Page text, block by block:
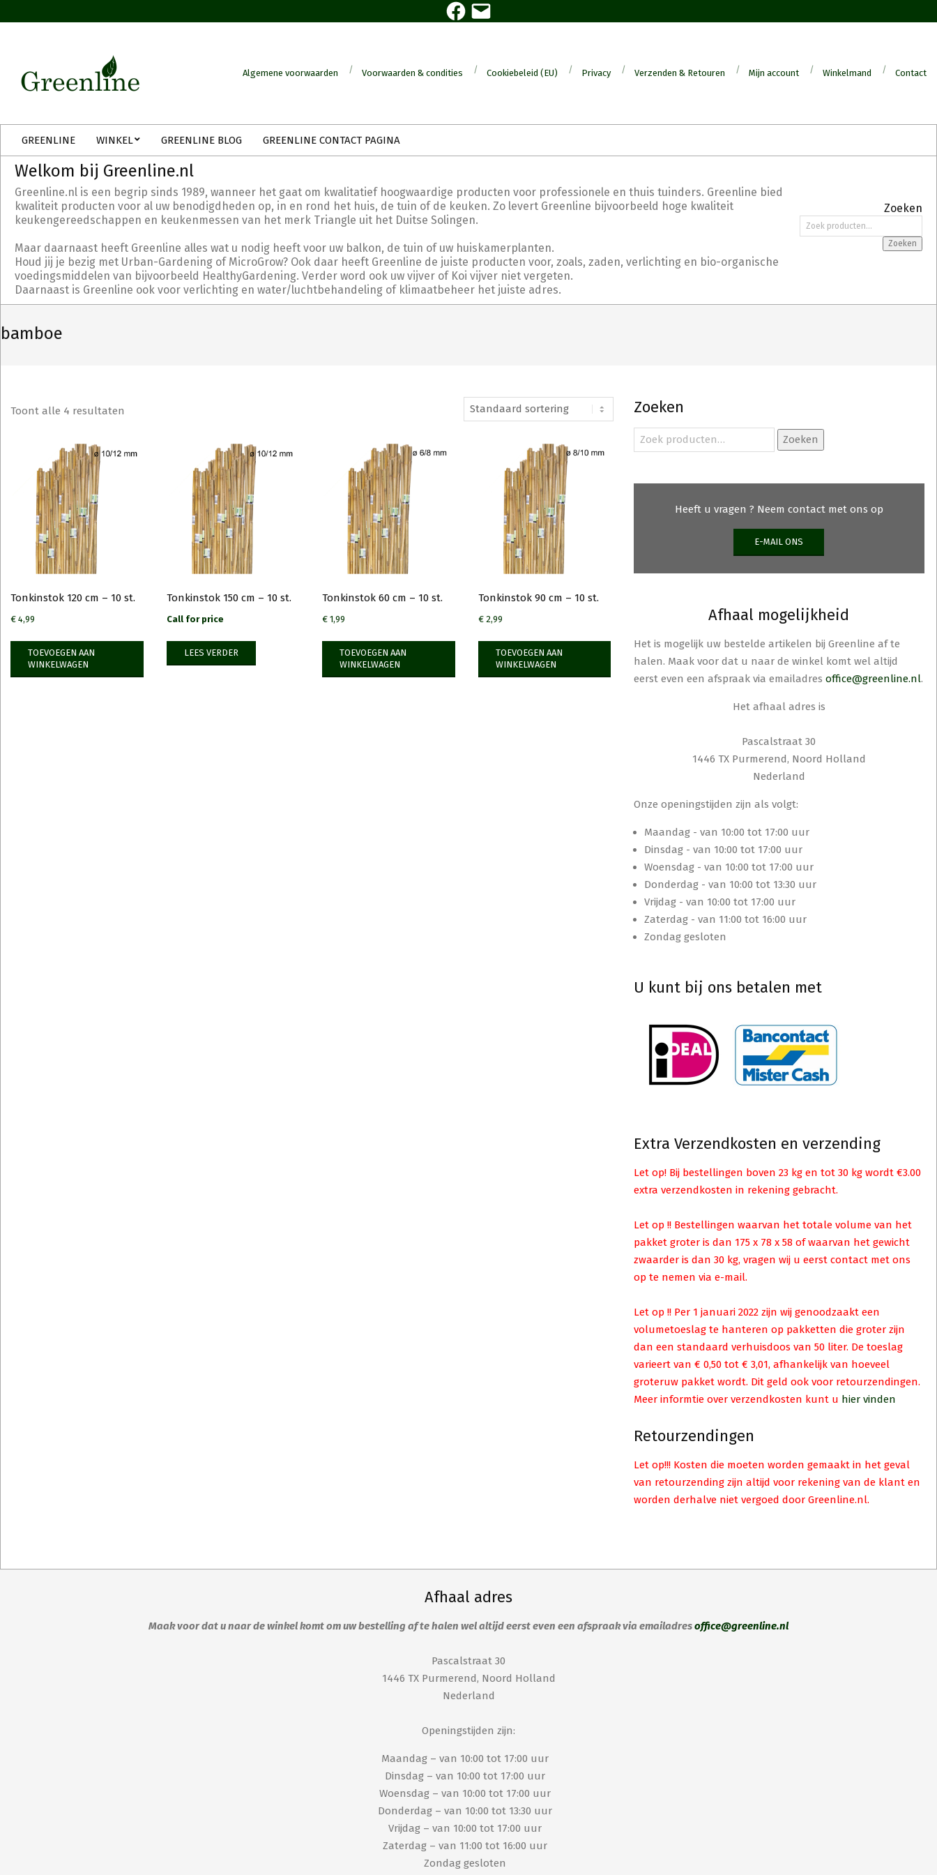
to
Facebook
E-
mail
Algemene voorwaarden Voorwaarden & condities Cookiebeleid (EU) Privacy Verzenden & Retouren Mijn account Winkelmand Contact
Menu
GREENLINE WINKEL GREENLINE BLOG GREENLINE CONTACT PAGINA
Welkom bij Greenline.nl
Greenline.nl is een begrip sinds 1989, wanneer het gaat om kwalitatief hoogwaardige producten voor professionele en thuis tuinders. Greenline bied
kwaliteit producten voor al uw benodigdheden op, in en rond het huis, de tuin of de keuken. Zo levert Greenline bijvoorbeeld hoge kwaliteit
keukengereedschappen en keukenmessen van het merk Triangle uit het Duitse Solingen.
Maar daarnaast heeft Greenline alles wat u nodig heeft voor uw balkon, de tuin of uw huiskamerplanten.
Houd jij je bezig met Urban-Gardening of MicroGrow? Ook daar heeft Greenline de juiste producten voor, zoals, zaden, verlichting en bio-organische
voedingsmiddelen van bijvoorbeeld HealthyGardening. Verder word ook uw vijver of Koi vijver niet vergeten.
Daarnaast is Greenline ook voor verlichting en water/luchtbehandeling of klimaatbeheer het juiste adres.
Zoeken
Zoeken
naar:
Zoeken
bamboe
Toont alle 4 resultaten
Tonkinstok 120 cm – 10 st.
€ 4,99
TOEVOEGEN AAN
WINKELWAGEN
Tonkinstok 150 cm – 10 st.
Call for price
LEES VERDER
Tonkinstok 60 cm – 10 st.
€ 1,99
TOEVOEGEN AAN
WINKELWAGEN
Tonkinstok 90 cm – 10 st.
€2,99
TOEVOEGEN AAN
WINKELWAGEN
Zoeken
Zoeken
naar:
Zoeken
Heeft u vragen ? Neem contact met ons op
E-MAIL ONS
Afhaal mogelijkheid
Het is mogelijk uw bestelde artikelen bij Greenline af te
halen. Maak voor dat u naar de winkel komt wel altijd
eerst even een afspraak via emailadres office@greenline.nl.
Het afhaal adres is
Pascalstraat 30
1446 TX Purmerend, Noord Holland
Nederland
Onze openingstijden zijn als volgt:
Maandag - van 10:00 tot 17:00 uur
Dinsdag - van 10:00 tot 17:00 uur
Woensdag - van 10:00 tot 17:00 uur
Donderdag - van 10:00 tot 13:30 uur
Vrijdag - van 10:00 tot 17:00 uur
Zaterdag - van 11:00 tot 16:00 uur
Zondag gesloten
U kunt bij ons betalen met
Extra Verzendkosten en verzending
Let op! Bij bestellingen boven 23 kg en tot 30 kg wordt €3.00
extra verzendkosten in rekening gebracht.
Let op !! Bestellingen waarvan het totale volume van het
pakket groter is dan 175 x 78 x 58 of waarvan het gewicht
zwaarder is dan 30 kg, vragen wij u eerst contact met ons
op te nemen via e-mail.
Let op !! Per 1 januari 2022 zijn wij genoodzaakt een
volumetoeslag te hanteren op pakketten die groter zijn
dan een standaard verhuisdoos van 50 liter. De toeslag
varieert van € 0,50 tot € 3,01, afhankelijk van hoeveel
groteruw pakket wordt. Dit geld ook voor retourzendingen.
Meer informtie over verzendkosten kunt u hier vinden
Retourzendingen
Let op!!! Kosten die moeten worden gemaakt in het geval
van retourzending zijn altijd voor rekening van de klant en
worden derhalve niet vergoed door Greenline.nl.
Afhaal adres
Maak voor dat u naar de winkel komt om uw bestelling af te halen wel altijd eerst even een afspraak via emailadresoffice@greenline.nl
Pascalstraat 30
1446 TX Purmerend, Noord Holland
Nederland
Openingstijden zijn:
Maandag – van 10:00 tot 17:00 uur
Dinsdag – van 10:00 tot 17:00 uur
Woensdag – van 10:00 tot 17:00 uur
Donderdag – van 10:00 tot 13:30 uur
Vrijdag – van 10:00 tot 17:00 uur
Zaterdag – van 11:00 tot 16:00 uur
Zondag gesloten